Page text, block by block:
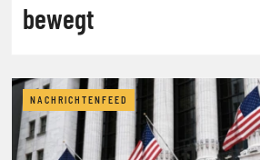
bewegt
NACHRICHTENFEED